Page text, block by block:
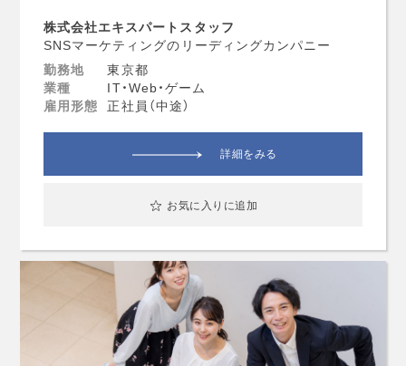
株式会社エキスパートスタッフ
SNSマーケティングのリーディングカンパニー
勤務地
東京都
業種
IT・Web・ゲーム
雇用形態 正社員（中途）
詳細をみる
お気に入りに追加